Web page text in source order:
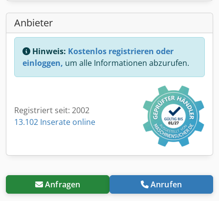
Anbieter
Hinweis: Kostenlos registrieren oder
einloggen, um alle Informationen abzurufen.
Registriert seit: 2002
13.102 Inserate online
Anfragen Anrufen